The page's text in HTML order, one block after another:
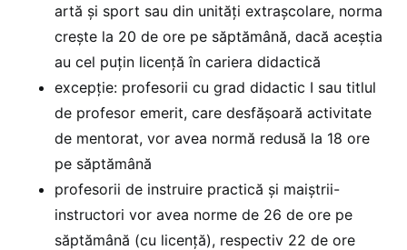
artă și sport sau din unități extrașcolare, norma
crește la 20 de ore pe săptămână, dacă aceștia
au cel puțin licență în cariera didactică
excepție: profesorii cu grad didactic I sau titlul
de profesor emerit, care desfășoară activitate
de mentorat, vor avea normă redusă la 18 ore
pe săptămână
profesorii de instruire practică și maiștrii-
instructori vor avea norme de 26 de ore pe
săptămână (cu licență), respectiv 22 de ore